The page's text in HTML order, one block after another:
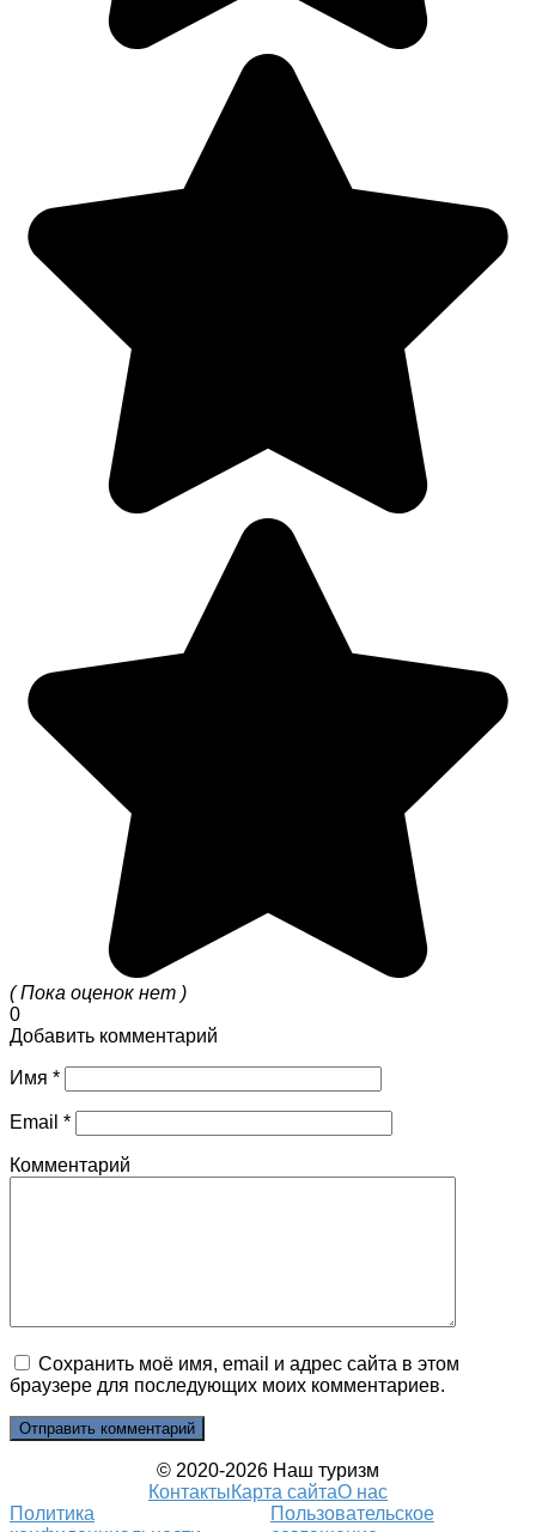
( Пока оценок нет )
0
Добавить комментарий
Имя *
Email *
Комментарий
Сохранить моё имя, email и адрес сайта в этом
браузере для последующих моих комментариев.
© 2020-2026 Наш туризм
КонтактыКарта сайтаО нас
Политика
Пользовательское